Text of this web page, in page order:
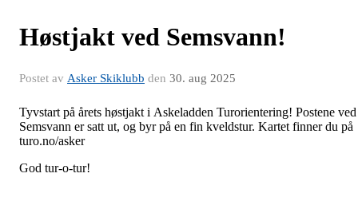
Høstjakt ved Semsvann!
Postet av Asker Skiklubb den 30. aug 2025
Tyvstart på årets høstjakt i Askeladden Turorientering! Postene ved
Semsvann er satt ut, og byr på en fin kveldstur. Kartet finner du på
turo.no/asker
God tur-o-tur!